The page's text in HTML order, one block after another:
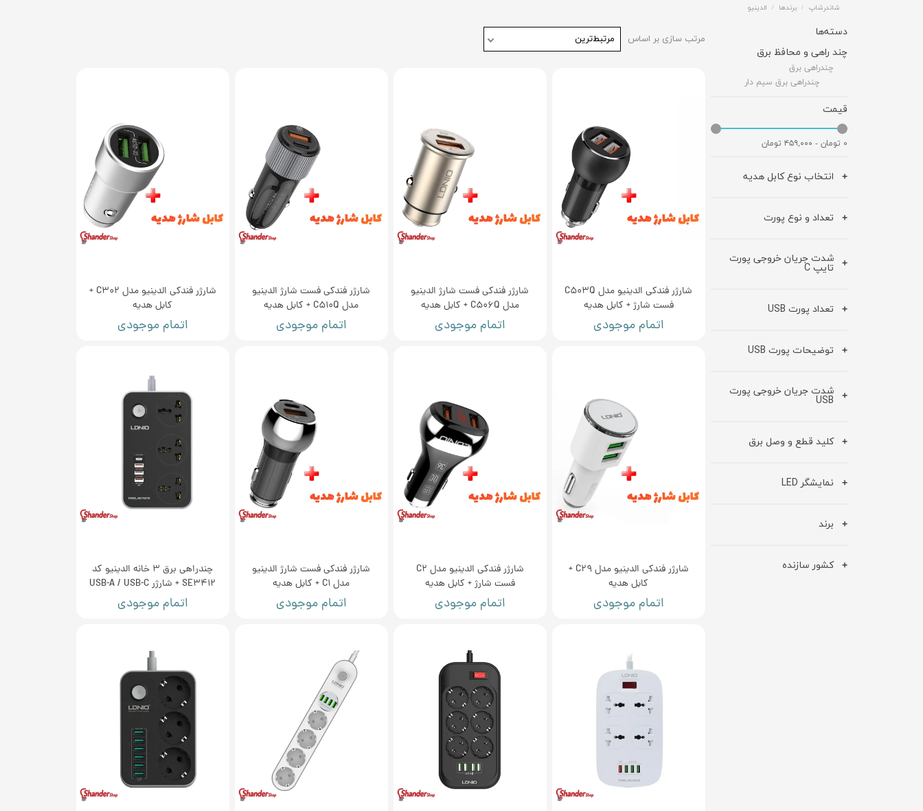
شاندرشاپ برندها الدینیو
دسته‌ها
چند راهی و محافظ برق
چندراهی برق
چندراهی برق سیم دار
قیمت
۰ تومان - ۴۵۹,۰۰۰ تومان
انتخاب نوع کابل هدیه
تعداد و نوع پورت
شدت جریان خروجی پورت
تایپ C
تعداد پورت USB
توضیحات پورت USB
شدت جریان خروجی پورت
USB
کلید قطع و وصل برق
نمایشگر LED
برند
کشور سازنده
مرتب سازی بر اساس مرتبط‌ترین
شارژر فندکی الدینیو مدل C503Q
فست شارژ + کابل هدیه
اتمام موجودی
شارژر فندکی فست شارژ الدینیو
مدل C506Q + کابل هدیه
اتمام موجودی
شارژر فندکی فست شارژ الدینیو
مدل C510Q + کابل هدیه
اتمام موجودی
شارژر فندکی الدینیو مدل C302 +
کابل هدیه
اتمام موجودی
شارژر فندکی الدینیو مدل C29 +
کابل هدیه
اتمام موجودی
شارژر فندکی الدینیو مدل C2
فست شارژ + کابل هدیه
اتمام موجودی
شارژر فندکی فست شارژ الدینیو
مدل C1 + کابل هدیه
اتمام موجودی
چندراهی برق 3 خانه الدینیو کد
SE3412 + شارژر USB-A / USB-C
اتمام موجودی